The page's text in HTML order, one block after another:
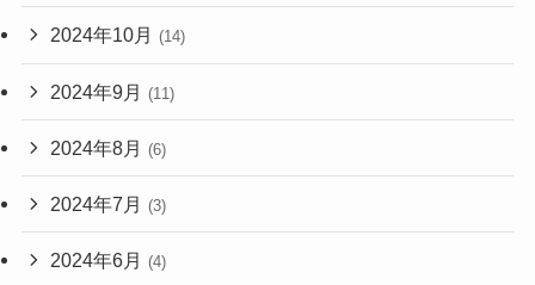
2024年10月 (14)
2024年9月 (11)
2024年8月 (6)
2024年7月 (3)
2024年6月 (4)